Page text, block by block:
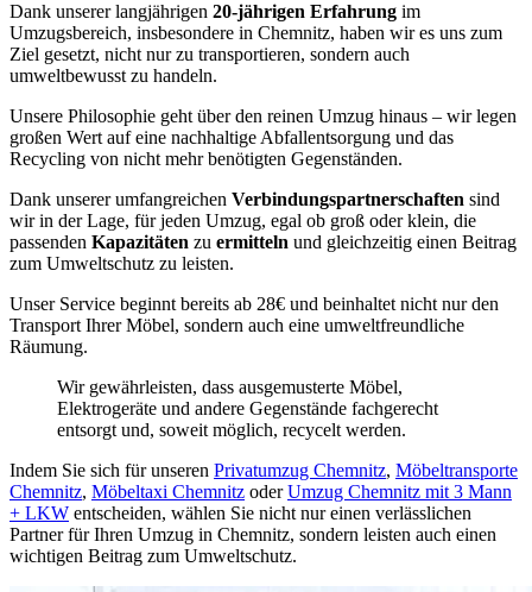
Dank unserer langjährigen 20-jährigen Erfahrung im
Umzugsbereich, insbesondere in Chemnitz, haben wir es uns zum
Ziel gesetzt, nicht nur zu transportieren, sondern auch
umweltbewusst zu handeln.
Unsere Philosophie geht über den reinen Umzug hinaus – wir legen
großen Wert auf eine nachhaltige Abfallentsorgung und das
Recycling von nicht mehr benötigten Gegenständen.
Dank unserer umfangreichen Verbindungspartnerschaften sind
wir in der Lage, für jeden Umzug, egal ob groß oder klein, die
passenden Kapazitäten zu ermitteln und gleichzeitig einen Beitrag
zum Umweltschutz zu leisten.
Unser Service beginnt bereits ab 28€ und beinhaltet nicht nur den
Transport Ihrer Möbel, sondern auch eine umweltfreundliche
Räumung.
Wir gewährleisten, dass ausgemusterte Möbel,
Elektrogeräte und andere Gegenstände fachgerecht
entsorgt und, soweit möglich, recycelt werden.
Indem Sie sich für unseren Privatumzug Chemnitz, Möbeltransporte
Chemnitz, Möbeltaxi Chemnitz oderUmzug Chemnitz mit 3 Mann
+ LKW entscheiden, wählen Sie nicht nur einen verlässlichen
Partner für Ihren Umzug in Chemnitz, sondern leisten auch einen
wichtigen Beitrag zum Umweltschutz.